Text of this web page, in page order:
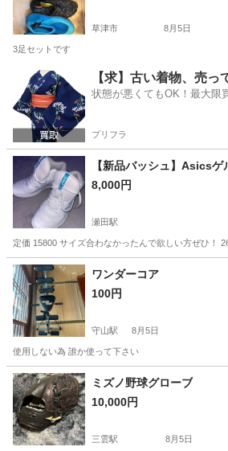
草津市 8月5日
3足セットです
滋賀 草津市 ソフトボール シューズ
【求】古い着物、売っ
状態が悪くてもOK！最大限
プリフラ
【新品バッシュ】Asics
8,000円
瀬田駅
定価 15800 サイズ合わなかったんで欲しい方ぜひ！
滋賀 大津市 瀬田駅
ワンダーコア
100円
守山駅 8月5日
使用しない為 誰か使って下さい
滋賀 守山市 守山駅 フィットネス、トレ
ワンダーコア
ミズノ野球グローブ
10,000円
三雲駅 8月5日